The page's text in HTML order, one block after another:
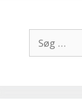
efter: